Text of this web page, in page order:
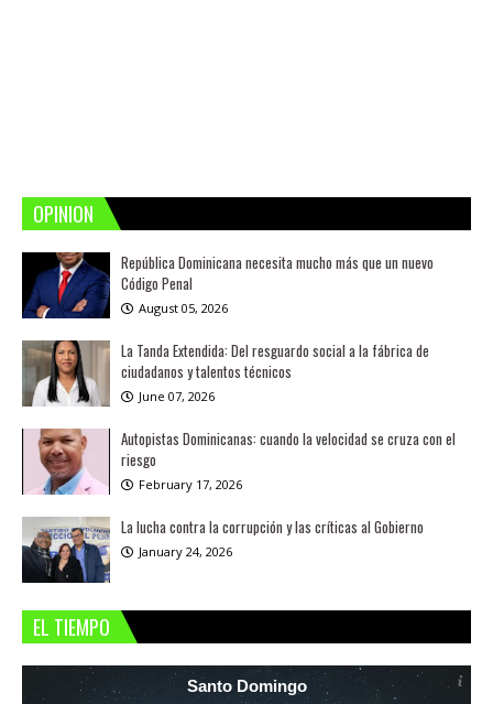
OPINION
República Dominicana necesita mucho más que un nuevo
Código Penal
August 05, 2026
La Tanda Extendida: Del resguardo social a la fábrica de
ciudadanos y talentos técnicos
June 07, 2026
Autopistas Dominicanas: cuando la velocidad se cruza con el
riesgo
February 17, 2026
La lucha contra la corrupción y las críticas al Gobierno
January 24, 2026
EL TIEMPO
Santo Domingo